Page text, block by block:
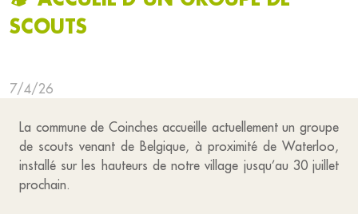
SCOUTS
7/4/26
La commune de Coinches accueille actuellement un groupe
de scouts venant de Belgique, à proximité de Waterloo,
installé sur les hauteurs de notre village jusqu’au 30 juillet
prochain.